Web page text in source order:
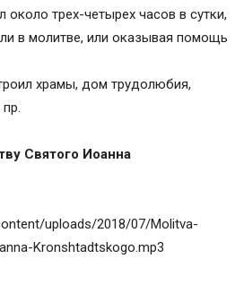
около трех-четырех часов в сутки,
в молитве, или оказывая помощь
храмы, дом трудолюбия,
Святого Иоанна
uploads/2018/07/Molitva-
Kronshtadtskogo.mp3